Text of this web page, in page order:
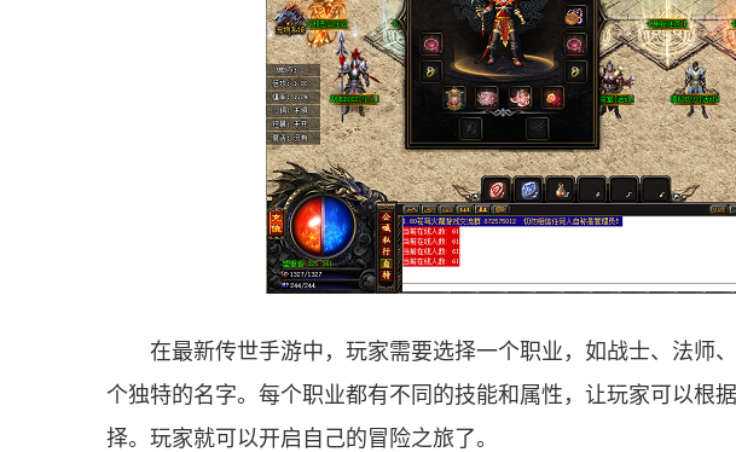
在最新传世手游中，玩家需要选择一个职业，如战士、法师
个独特的名字。每个职业都有不同的技能和属性，让玩家可以根
择。玩家就可以开启自己的冒险之旅了。